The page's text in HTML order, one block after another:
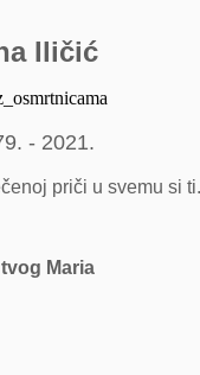
Iličić
- 2021.
priči u svemu si
Maria